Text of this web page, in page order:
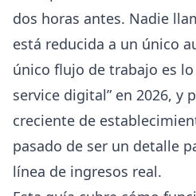
dos horas antes. Nadie
está reducida a un único
único flujo de trabajo es
service digital” en 2026, y
creciente de
pasado de ser un detalle
línea de ingresos real.